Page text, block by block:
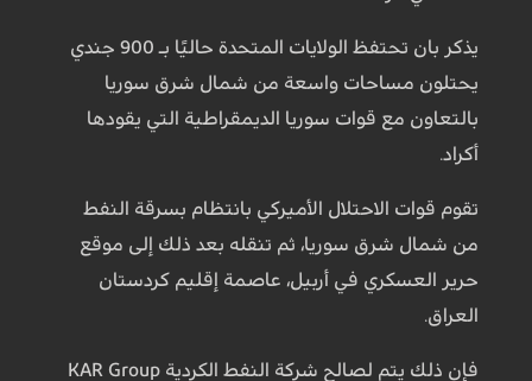
يذكر بان تحتفظ الولايات المتحدة حاليًا بـ 900 جندي
يحتلون مساحات واسعة من شمال شرق سوريا
بالتعاون مع قوات سوريا الديمقراطية التي يقودها
أكراد.
تقوم قوات الاحتلال الأميركي بانتظام بسرقة النفط
من شمال شرق سوريا، ثم تنقله بعد ذلك إلى موقع
حرير العسكري في أربيل، عاصمة إقليم كردستان
العراق.
فإن ذلك يتم لصالح شركة النفط الكردية KAR Group